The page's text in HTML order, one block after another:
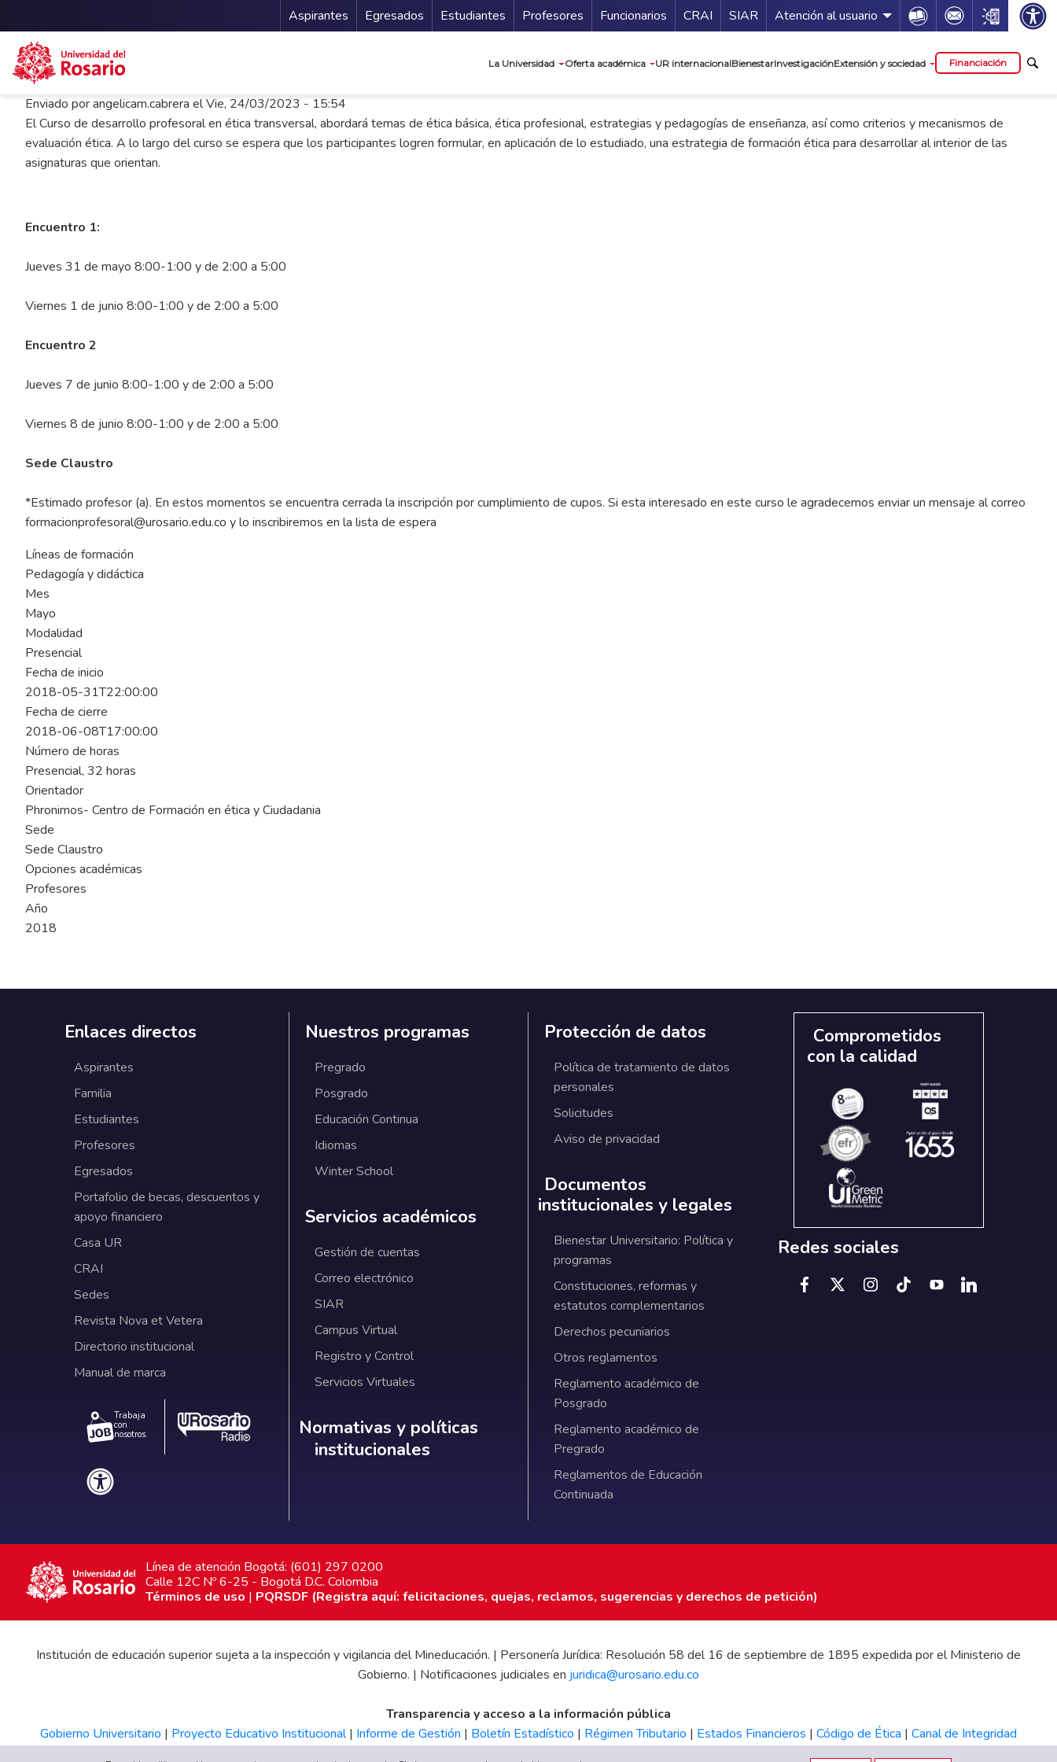
Pasar al contenido principal
Menu Secundario
Aspirantes Egresados Estudiantes Profesores Funcionarios Guía de servicios
CRAI SIAR Atención al usuario Icon Icon Icon
La Universidad Oferta académica UR internacionalBienestarInvestigaciónExtensión y sociedad Financiación
Enviado porangelicam.cabrera elVie, 24/03/2023 - 15:54
El Curso de desarrollo profesoral en ética transversal, abordará temas de ética básica, ética profesional, estrategias y pedagogías de enseñanza, así como criterios y mecanismos de
evaluación ética. A lo largo del curso se espera que los participantes logren formular, en aplicación de lo estudiado, una estrategia de formación ética para desarrollar al interior de las
asignaturas que orientan.
Encuentro 1:
Jueves 31 de mayo 8:00-1:00 y de 2:00 a 5:00
Viernes 1 de junio 8:00-1:00 y de 2:00 a 5:00
Encuentro 2
Jueves 7 de junio 8:00-1:00 y de 2:00 a 5:00
Viernes 8 de junio 8:00-1:00 y de 2:00 a 5:00
Sede Claustro
*Estimado profesor (a). En estos momentos se encuentra cerrada la inscripción por cumplimiento de cupos. Si esta interesado en este curso le agradecemos enviar un mensaje al correo
formacionprofesoral@urosario.edu.co y lo inscribiremos en la lista de espera
Líneas de formación
Pedagogía y didáctica
Mes
Mayo
Modalidad
Presencial
Fecha de inicio
2018-05-31T22:00:00
Fecha de cierre
2018-06-08T17:00:00
Número de horas
Presencial, 32 horas
Orientador
Phronimos- Centro de Formación en ética y Ciudadania
Sede
Sede Claustro
Opciones académicas
Profesores
Año
2018
Enlaces directos
Aspirantes
Familia
Estudiantes
Profesores
Egresados
Portafolio de becas, descuentos y
apoyo financiero
Casa UR
CRAI
Sedes
Revista Nova et Vetera
Directorio institucional
Manual de marca
Trabaja
con
nosotros.
Nuestros programas
Pregrado
Posgrado
Educación Continua
Idiomas
Winter School
Servicios académicos
Gestión de cuentas
Correo electrónico
SIAR
Campus Virtual
Registro y Control
Servicios Virtuales
Normativas y políticas institucionales
Normativas y políticas
institucionales
Protección de datos
Política de tratamiento de datos
personales
Solicitudes
Aviso de privacidad
Documentos
institucionales y legales
Bienestar Universitario: Política y
programas
Constituciones, reformas y
estatutos complementarios
Derechos pecuniarios
Otros reglamentos
Reglamento académico de
Posgrado
Reglamento académico de
Pregrado
Reglamentos de Educación
Continuada
Comprometidos
con la calidad
Redes sociales
Línea de atención Bogotá: (601) 297 0200
Calle 12C Nº 6-25 - Bogotá D.C. Colombia
Términos de uso | PQRSDF (Registra aquí: felicitaciones, quejas, reclamos, sugerencias y derechos de petición)
Institución de educación superior sujeta a la inspección y vigilancia del Mineducación. | Personería Jurídica: Resolución 58 del 16 de septiembre de 1895 expedida por el Ministerio de
Gobierno. | Notificaciones judiciales en juridica@urosario.edu.co
Transparencia y acceso a la información pública
Gobierno Universitario | Proyecto Educativo Institucional| Informe de Gestión | Boletín Estadístico | Régimen Tributario | Estados Financieros | Código de Ética | Canal de Integridad